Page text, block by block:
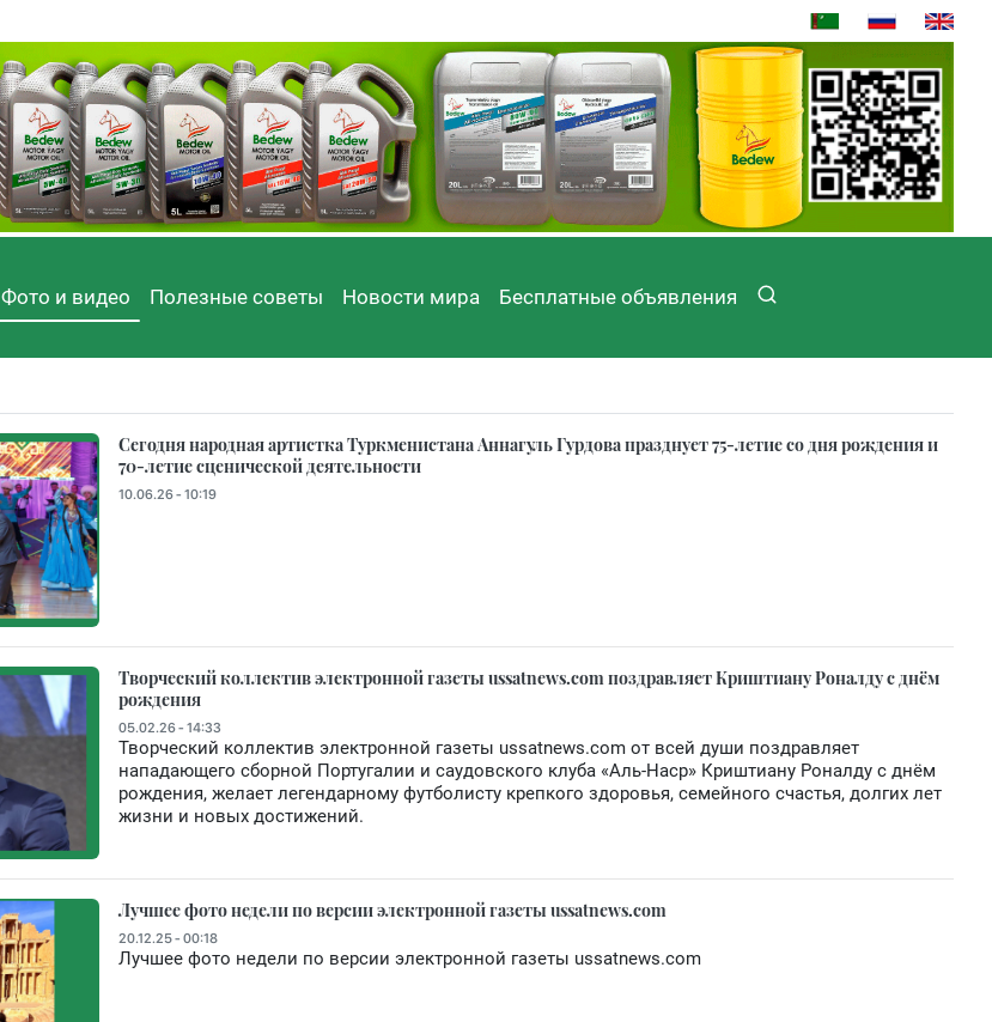
Фото и видео Полезные советы Новости мира Бесплатные объявления
Сегодня народная артистка Туркменистана Аннагуль Гурдова празднует 75-летие со дня рождения и
70-летие сценической деятельности
10.06.26 - 10:19
Творческий коллектив электронной газеты ussatnews.com поздравляет Криштиану Роналду с днём
рождения
05.02.26 - 14:33
Творческий коллектив электронной газеты ussatnews.com от всей души поздравляет
нападающего сборной Португалии и саудовского клуба «Аль-Наср» Криштиану Роналду с днём
рождения, желает легендарному футболисту крепкого здоровья, семейного счастья, долгих лет
жизни и новых достижений.
Лучшее фото недели по версии электронной газеты ussatnews.com
20.12.25 - 00:18
Лучшее фото недели по версии электронной газеты ussatnews.com